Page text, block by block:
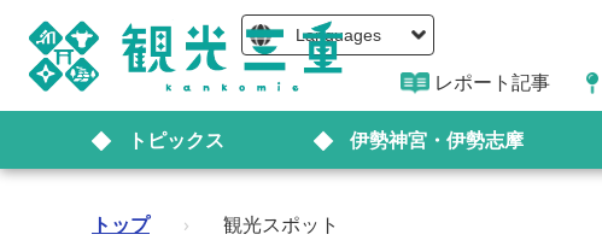
Languages
レポート記事
トピックス 伊勢神宮・伊勢志摩
トップ › 観光スポット